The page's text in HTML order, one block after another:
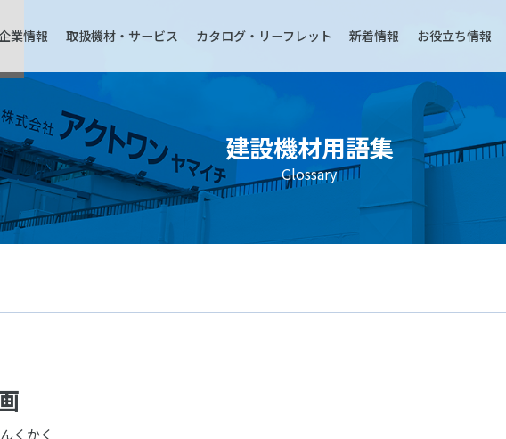
業情報 取扱機材・サービス カタログ・リーフレット 新着情報 お役立ち情報
建設機材用語集
Glossary
くかく